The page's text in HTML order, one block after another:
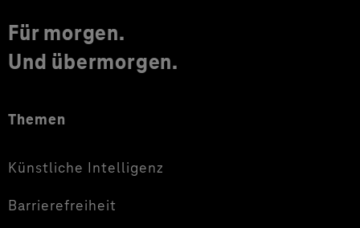
Für morgen.
Und übermorgen.
Themen
Künstliche Intelligenz
Barrierefreiheit